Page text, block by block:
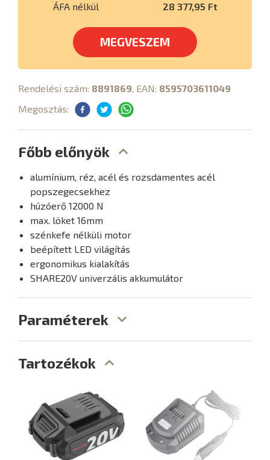
ÁFA nélkül 28 377,95 Ft
MEGVESZEM
Rendelési szám: 8891869, EAN: 8595703611049
Megosztás:
Főbb előnyök
alumínium, réz, acél és rozsdamentes acél
popszegecsekhez
húzóerő 12000 N
max. löket 16mm
szénkefe nélküli motor
beépített LED világítás
ergonomikus kialakítás
SHARE20V univerzális akkumulátor
Paraméterek
Tartozékok